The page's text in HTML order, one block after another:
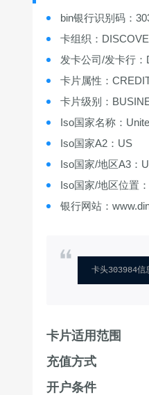
bin银行识别码：
卡组织：
发卡公司/发卡行
卡片属性：
卡片级别：
Iso国家名称：
Iso国家A2：US
Iso国家/地区A3：
Iso国家/地区位置
银行网站：
卡头303984信
卡片适用范围
充值方式
开户条件